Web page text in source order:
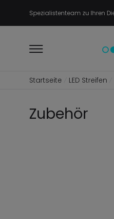
Spezialistenteam zu Ihren
Startseite LED Streifen
Zubehör